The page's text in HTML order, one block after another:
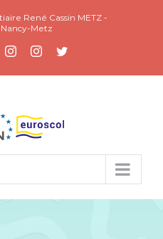
René Cassin METZ -
Metz
InstagramInstagramTwitter